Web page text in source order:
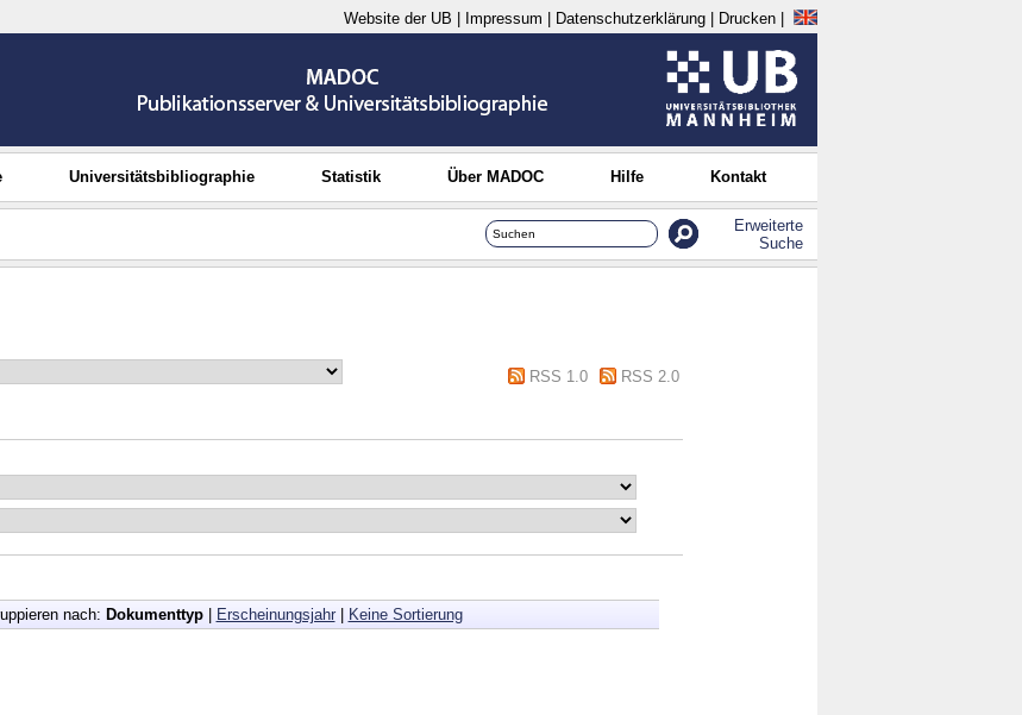
Website der UB Impressum Datenschutzerklärung Drucken
Universitätsbibliographie Statistik Über MADOC Hilfe Kontakt
Erweiterte
Suche
RSS 1.0
RSS 2.0
nach: Dokumenttyp| Erscheinungsjahr| Keine Sortierung